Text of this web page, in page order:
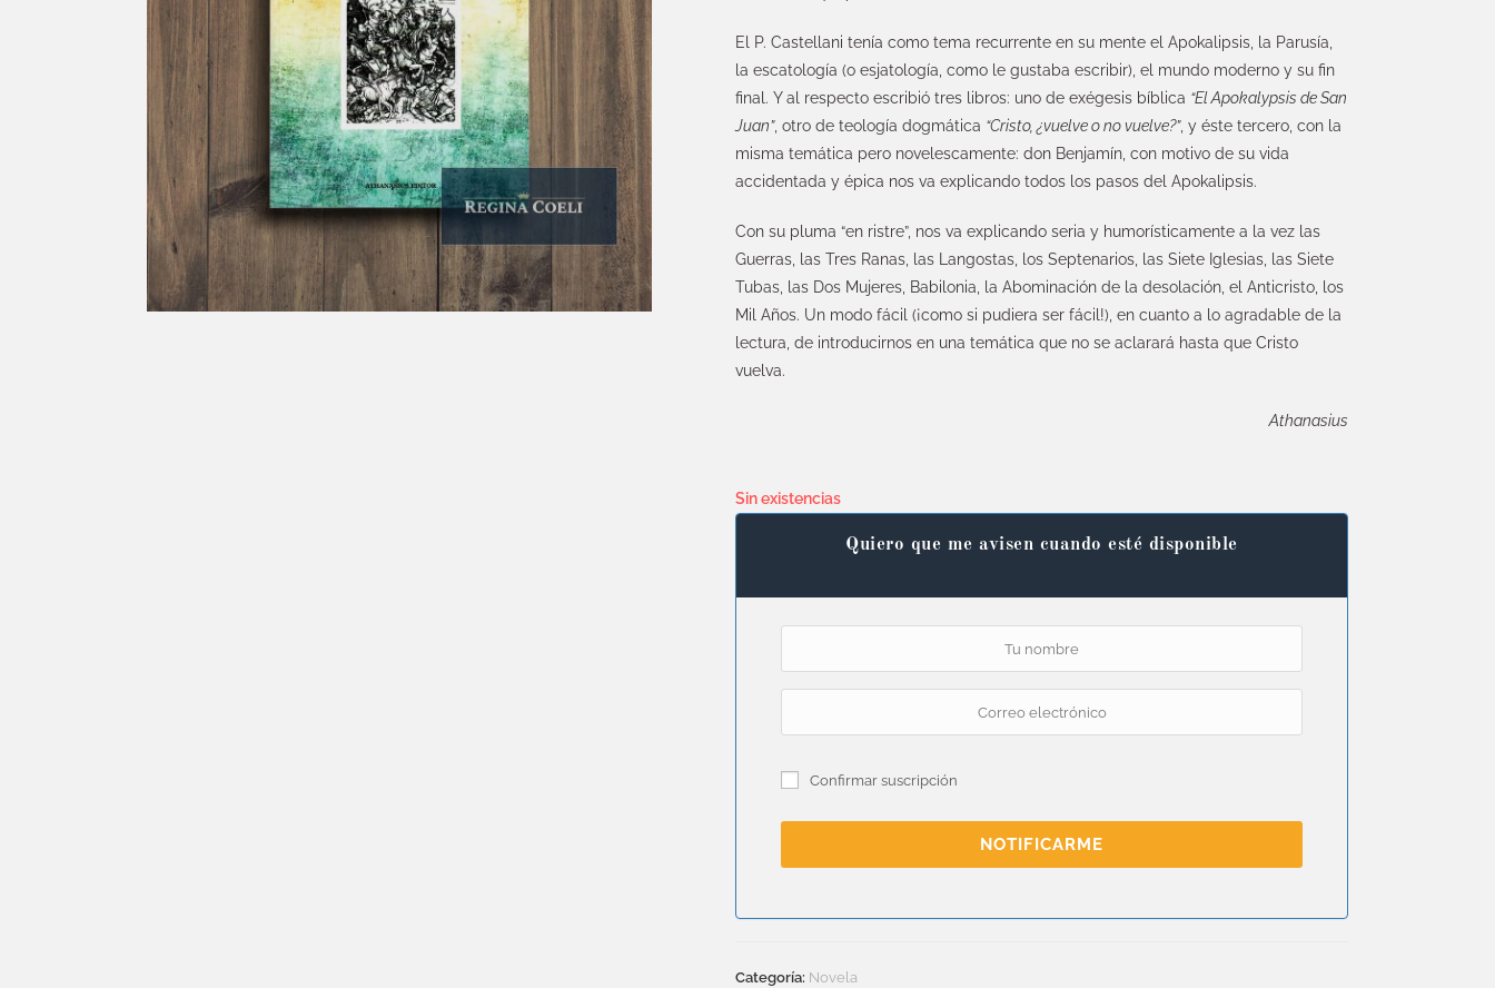
El P. Castellani tenía como tema recurrente en su mente el Apokalipsis, la Parusía,
la escatología (o esjatología, como le gustaba escribir), el mundo moderno y su fin
final. Y al respecto escribió tres libros: uno de exégesis bíblica “El Apokalypsis de San
Juan”, otro de teología dogmática “Cristo, ¿vuelve o no vuelve?”, y éste tercero, con la
misma temática pero novelescamente: don Benjamín, con motivo de su vida
accidentada y épica nos va explicando todos los pasos del Apokalipsis.
Con su pluma “en ristre”, nos va explicando seria y humorísticamente a la vez las
Guerras, las Tres Ranas, las Langostas, los Septenarios, las Siete Iglesias, las Siete
Tubas, las Dos Mujeres, Babilonia, la Abominación de la desolación, el Anticristo, los
Mil Años. Un modo fácil (¡como si pudiera ser fácil!), en cuanto a lo agradable de la
lectura, de introducirnos en una temática que no se aclarará hasta que Cristo
vuelva.
Athanasius
Sin existencias
Quiero que me avisen cuando esté disponible
Confirmar suscripción
NOTIFICARME
Categoría: Novela